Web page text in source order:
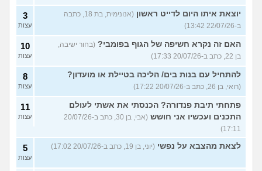
יוצאת איתו היום לדייט ראשון
(אנונימית, בת 18, כתבה
ב-22/07/26 13:42)
3
עצות
האם זה נקרא חשיפה של הגוף בפומבי? (בחור ישיבה,
בן 22, כתב ב-20/07/26 17:33)
10
עצות
להתחיל עם בנות בים/ הליכה בטיילת או מועדון?
(רואי, בן 26, כתב ב-20/07/26 17:22)
8
עצות
פתחתי תיבת פנדורה? הכנסתי את אשתי לעולם
התכנים ועכשיו אני חושש
(אבי, בן 30, כתב ב-20/07/26
17:11)
11
עצות
לצאת מהצבא על נפשי (יוני, בן 19, כתב ב-20/07/26 17:02) 5
עצות